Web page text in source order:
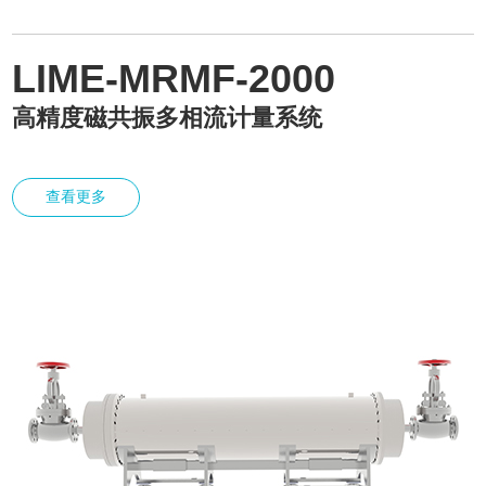
LIME-MRMF-2000
高精度磁共振多相流计量系统
查看更多